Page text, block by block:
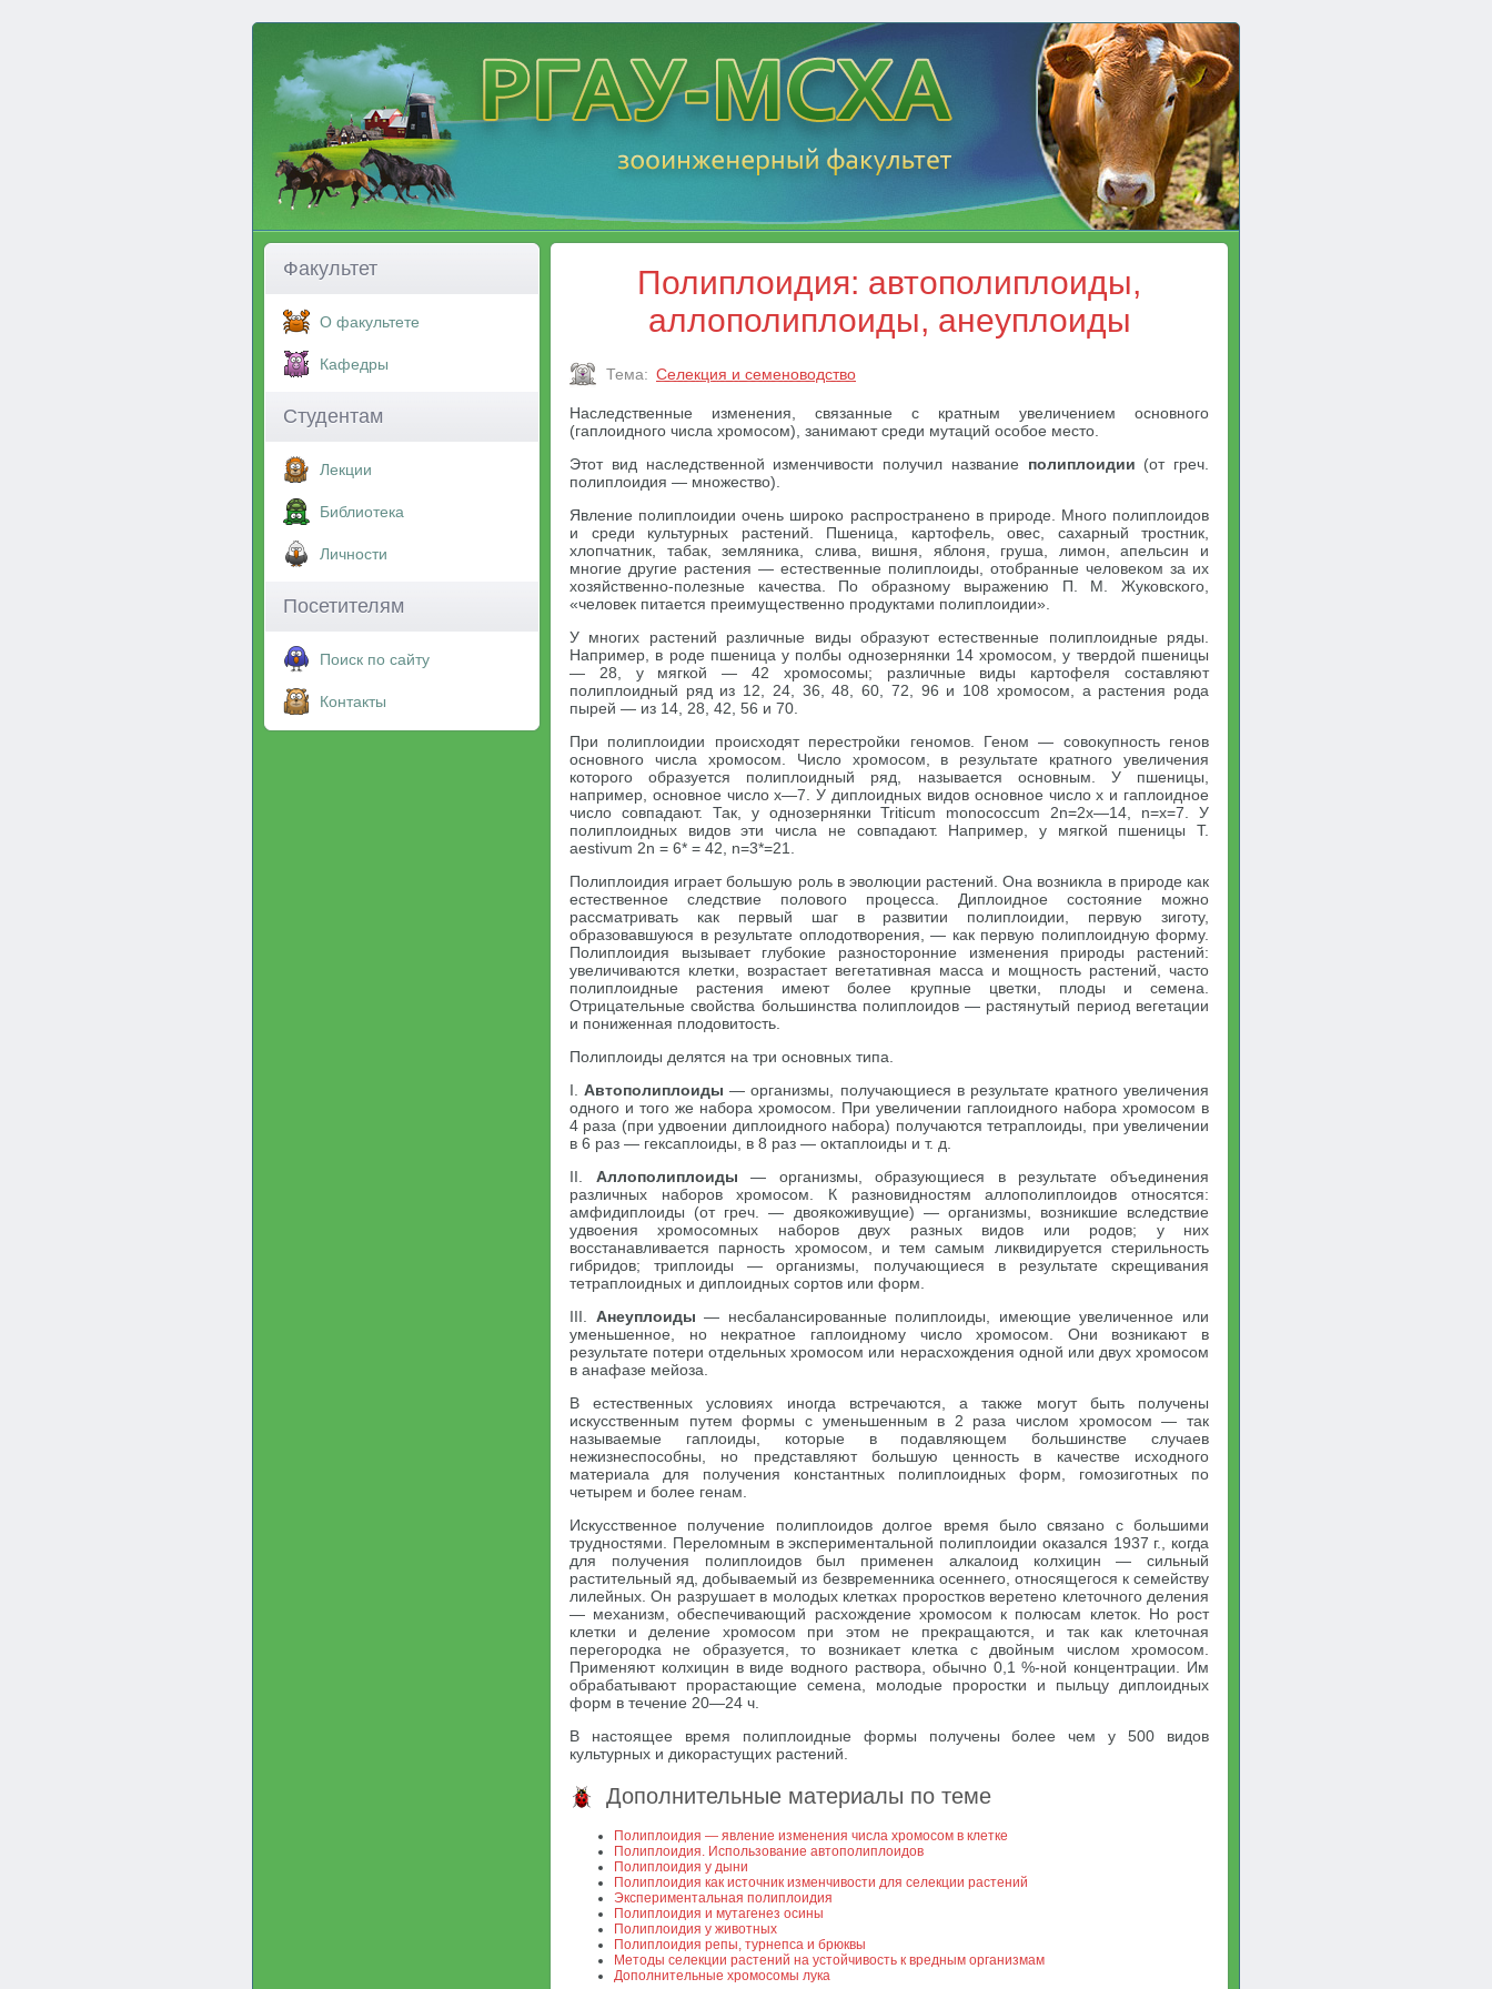
Факультет
О факультете
Кафедры
Студентам
Лекции
Библиотека
Личности
Посетителям
Поиск по сайту
Контакты
Полиплоидия: автополиплоиды,
аллополиплоиды, анеуплоиды
Тема: Селекция и семеноводство
Наследственные изменения, связанные с кратным увеличением основного
(гаплоидного числа хромосом), занимают среди мутаций особое место.
Этот вид наследственной изменчивости получил название полиплоидии (от греч.
полиплоидия — множество).
Явление полиплоидии очень широко распространено в природе. Много полиплоидов
и среди культурных растений. Пшеница, картофель, овес, сахарный тростник,
хлопчатник, табак, земляника, слива, вишня, яблоня, груша, лимон, апельсин и
многие другие растения — естественные полиплоиды, отобранные человеком за их
хозяйственно-полезные качества. По образному выражению П. М. Жуковского,
«человек питается преимущественно продуктами полиплоидии».
У многих растений различные виды образуют естественные полиплоидные ряды.
Например, в роде пшеница у полбы однозернянки 14 хромосом, у твердой пшеницы
— 28, у мягкой — 42 хромосомы; различные виды картофеля составляют
полиплоидный ряд из 12, 24, 36, 48, 60, 72, 96 и 108 хромосом, а растения рода
пырей — из 14, 28, 42, 56 и 70.
При полиплоидии происходят перестройки геномов. Геном — совокупность генов
основного числа хромосом. Число хромосом, в результате кратного увеличения
которого образуется полиплоидный ряд, называется основным. У пшеницы,
например, основное число х—7. У диплоидных видов основное число х и гаплоидное
число совпадают. Так, у однозернянки Triticum monococcum 2n=2х—14, n=х=7. У
полиплоидных видов эти числа не совпадают. Например, у мягкой пшеницы Т.
aestivum 2n = 6* = 42, n=3*=21.
Полиплоидия играет большую роль в эволюции растений. Она возникла в природе как
естественное следствие полового процесса. Диплоидное состояние можно
рассматривать как первый шаг в развитии полиплоидии, первую зиготу,
образовавшуюся в результате оплодотворения, — как первую полиплоидную форму.
Полиплоидия вызывает глубокие разносторонние изменения природы растений:
увеличиваются клетки, возрастает вегетативная масса и мощность растений, часто
полиплоидные растения имеют более крупные цветки, плоды и семена.
Отрицательные свойства большинства полиплоидов — растянутый период вегетации
и пониженная плодовитость.
Полиплоиды делятся на три основных типа.
I.Автополиплоиды — организмы, получающиеся в результате кратного увеличения
одного и того же набора хромосом. При увеличении гаплоидного набора хромосом в
4 раза (при удвоении диплоидного набора) получаются тетраплоиды, при увеличении
в 6 раз — гексаплоиды, в 8 раз — октаплоиды и т. д.
II. Аллополиплоиды — организмы, образующиеся в результате объединения
различных наборов хромосом. К разновидностям аллополиплоидов относятся:
амфидиплоиды (от греч. — двоякоживущие) — организмы, возникшие вследствие
удвоения хромосомных наборов двух разных видов или родов; у них
восстанавливается парность хромосом, и тем самым ликвидируется стерильность
гибридов; триплоиды — организмы, получающиеся в результате скрещивания
тетраплоидных и диплоидных сортов или форм.
III. Анеуплоиды — несбалансированные полиплоиды, имеющие увеличенное или
уменьшенное, но некратное гаплоидному число хромосом. Они возникают в
результате потери отдельных хромосом или нерасхождения одной или двух хромосом
в анафазе мейоза.
В естественных условиях иногда встречаются, а также могут быть получены
искусственным путем формы с уменьшенным в 2 раза числом хромосом — так
называемые гаплоиды, которые в подавляющем большинстве случаев
нежизнеспособны, но представляют большую ценность в качестве исходного
материала для получения константных полиплоидных форм, гомозиготных по
четырем и более генам.
Искусственное получение полиплоидов долгое время было связано с большими
трудностями. Переломным в экспериментальной полиплоидии оказался 1937 г., когда
для получения полиплоидов был применен алкалоид колхицин — сильный
растительный яд, добываемый из безвременника осеннего, относящегося к семейству
лилейных. Он разрушает в молодых клетках проростков веретено клеточного деления
— механизм, обеспечивающий расхождение хромосом к полюсам клеток. Но рост
клетки и деление хромосом при этом не прекращаются, и так как клеточная
перегородка не образуется, то возникает клетка с двойным числом хромосом.
Применяют колхицин в виде водного раствора, обычно 0,1 %-ной концентрации. Им
обрабатывают прорастающие семена, молодые проростки и пыльцу диплоидных
форм в течение 20—24 ч.
В настоящее время полиплоидные формы получены более чем у 500 видов
культурных и дикорастущих растений.
Дополнительные материалы по теме
Полиплоидия — явление изменения числа хромосом в клетке
Полиплоидия. Использование автополиплоидов
Полиплоидия у дыни
Полиплоидия как источник изменчивости для селекции растений
Экспериментальная полиплоидия
Полиплоидия и мутагенез осины
Полиплоидия у животных
Полиплоидия репы, турнепса и брюквы
Методы селекции растений на устойчивость к вредным организмам
Дополнительные хромосомы лука